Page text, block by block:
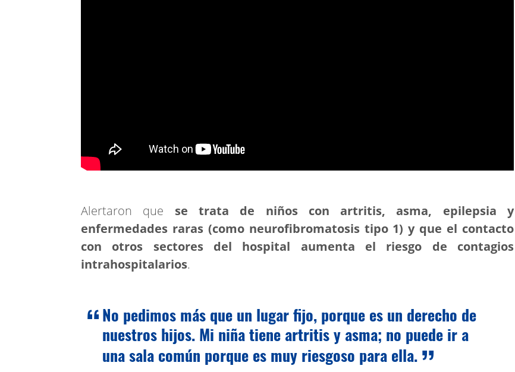
Alertaron que se trata de niños con artritis, asma, epilepsia y
enfermedades raras (como neurofibromatosis tipo 1) y que el contacto
con otros sectores del hospital aumenta el riesgo de contagios
intrahospitalarios.
No pedimos más que un lugar fijo, porque es un derecho de
nuestros hijos. Mi niña tiene artritis y asma; no puede ir a
una sala común porque es muy riesgoso para ella.